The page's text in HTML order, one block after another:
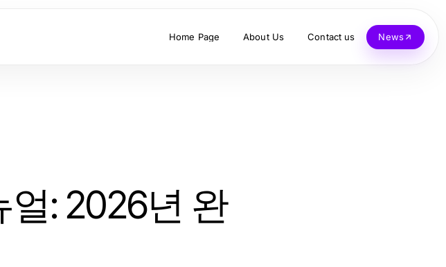
Home Page About Us Contact us News
얼: 2026년 완